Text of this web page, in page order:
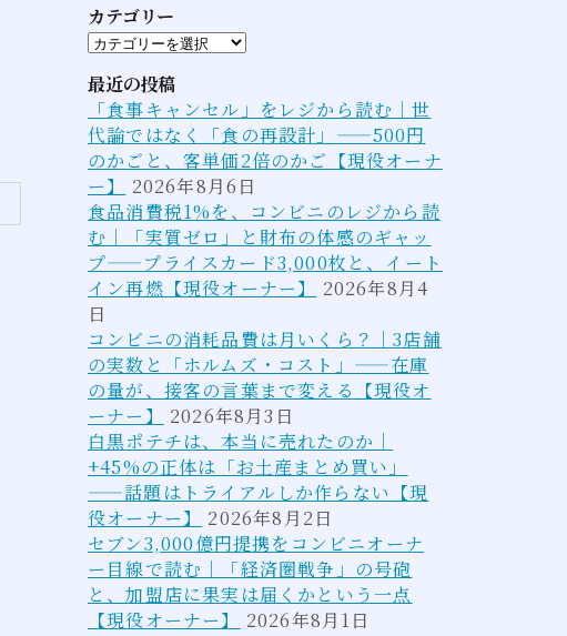
カテゴリー
カ
ゴ
リ
ー
最近の投稿
「食事キャンセル」をレジから読む｜世
代論ではなく「食の再設計」——500円
のかごと、客単価2倍のかご【現役オーナ
ー】
2026年8月6日
食品消費税1%を、コンビニのレジから読
む｜「実質ゼロ」と財布の体感のギャッ
プ——プライスカード3,000枚と、イート
イン再燃【現役オーナー】
2026年8月4
日
コンビニの消耗品費は月いくら？｜3店舗
の実数と「ホルムズ・コスト」——在庫
の量が、接客の言葉まで変える【現役オ
ーナー】
2026年8月3日
白黒ポテチは、本当に売れたのか｜
+45%の正体は「お土産まとめ買い」
——話題はトライアルしか作らない【現
役オーナー】
2026年8月2日
セブン3,000億円提携をコンビニオーナ
ー目線で読む｜「経済圏戦争」の号砲
と、加盟店に果実は届くかという一点
【現役オーナー】
2026年8月1日